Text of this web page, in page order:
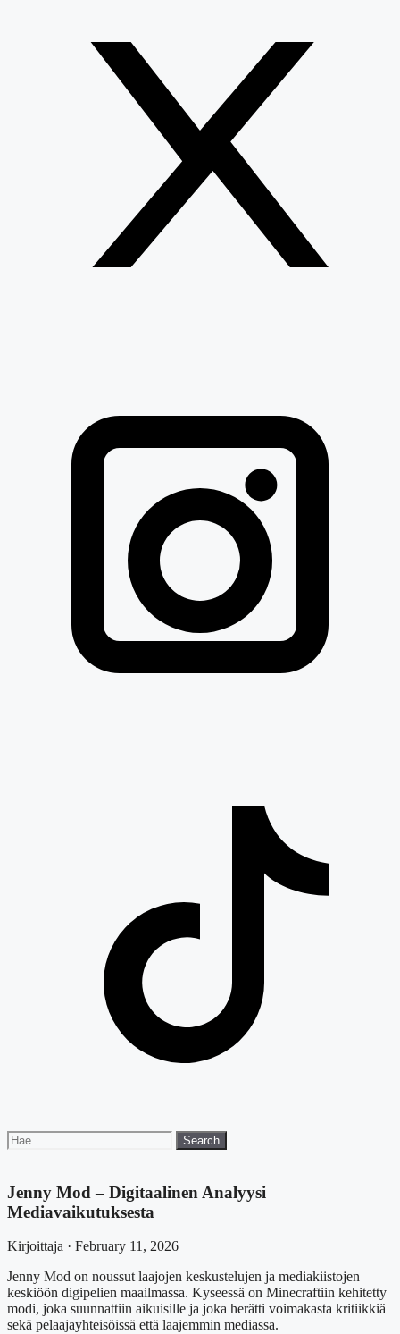
Search
for:
Search
Jenny Mod – Digitaalinen Analyysi
Mediavaikutuksesta
Kirjoittaja · February 11, 2026
Jenny Mod on noussut laajojen keskustelujen ja mediakiistojen
keskiöön digipelien maailmassa. Kyseessä on Minecraftiin kehitetty
modi, joka suunnattiin aikuisille ja joka herätti voimakasta kritiikkiä
sekä pelaajayhteisöissä että laajemmin mediassa.